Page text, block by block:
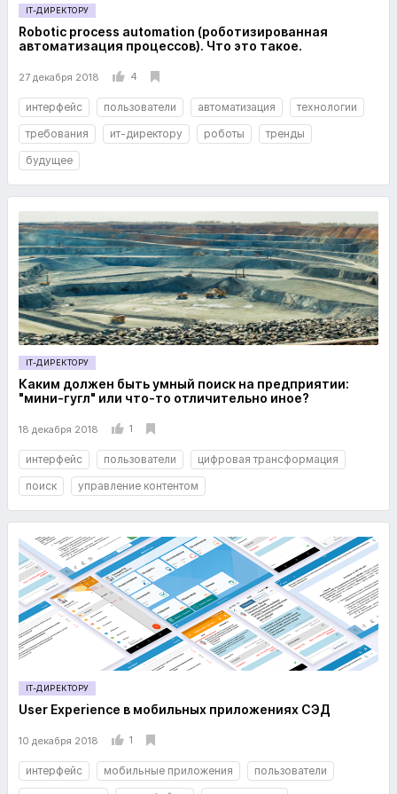
IT-ДИРЕКТОРУ
Robotic process automation (роботизированная
автоматизация процессов). Что это такое.
27 декабря 2018 4
интерфейс пользователи автоматизация
технологии
требования
ит-директору роботы
тренды
будущее
IT-ДИРЕКТОРУ
Каким должен быть умный поиск на предприятии:
"мини-гугл" или что-то отличительно иное?
18 декабря 2018 1
интерфейс пользователи
цифровая трансформация
поиск
управление контентом
IT-ДИРЕКТОРУ
User Experience в мобильных приложениях СЭД
10 декабря 2018 1
интерфейс мобильные приложения
пользователи